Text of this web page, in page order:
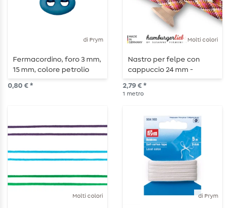
di Prym
Fermacordino, foro 3 mm,
15 mm, colore petrolio
0,80 € *
Molti colori
Nastro per felpe con
cappuccio 24 mm -
Albstoffe Twist ME Check
- al metro
2,79 € *
1 metro
Molti colori di Prym